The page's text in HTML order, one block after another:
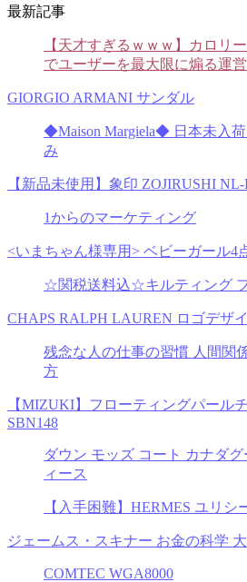
最新記事
【天才すぎるｗｗｗ】カロリ
でユーザーを最大限に煽る運
GIORGIO ARMANI サンダル
◆Maison Margiela◆ 日本未入荷
み
【新品未使用】象印 ZOJIRUSHI
1からのマーケティング
<いまちゃん様専用> ベビーガール4
☆関税送料込☆キルティング
CHAPS RALPH LAUREN ロゴデザ
残念な人の仕事の習慣 人間関
方
【MIZUKI】フローティングパール
SBN148
ダウン モッズ コート カナダグ
ィース
【入手困難】HERMES ユリシ
ジェームス・スキナー お金の科学
COMTEC WGA8000